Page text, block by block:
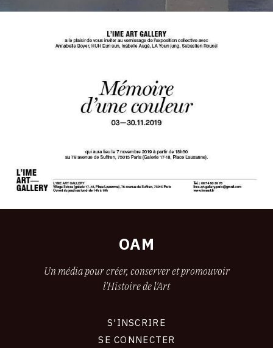
OAM
Un média pour créer, conserver et promouvoir
l'Histoire de l'Art
S'INSCRIRE
SE CONNECTER